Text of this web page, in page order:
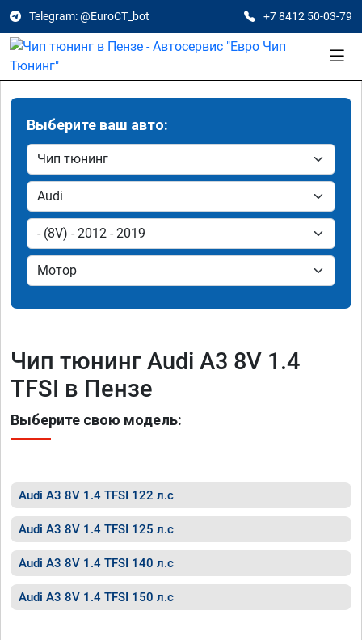
Telegram: @EuroCT_bot +7 8412 50-03-79
Выберите ваш авто:
Чип тюнинг Audi A3 8V 1.4
TFSI в Пензе
Выберите свою модель:
Audi A3 8V 1.4 TFSI 122 л.с
Audi A3 8V 1.4 TFSI 125 л.с
Audi A3 8V 1.4 TFSI 140 л.с
Audi A3 8V 1.4 TFSI 150 л.с